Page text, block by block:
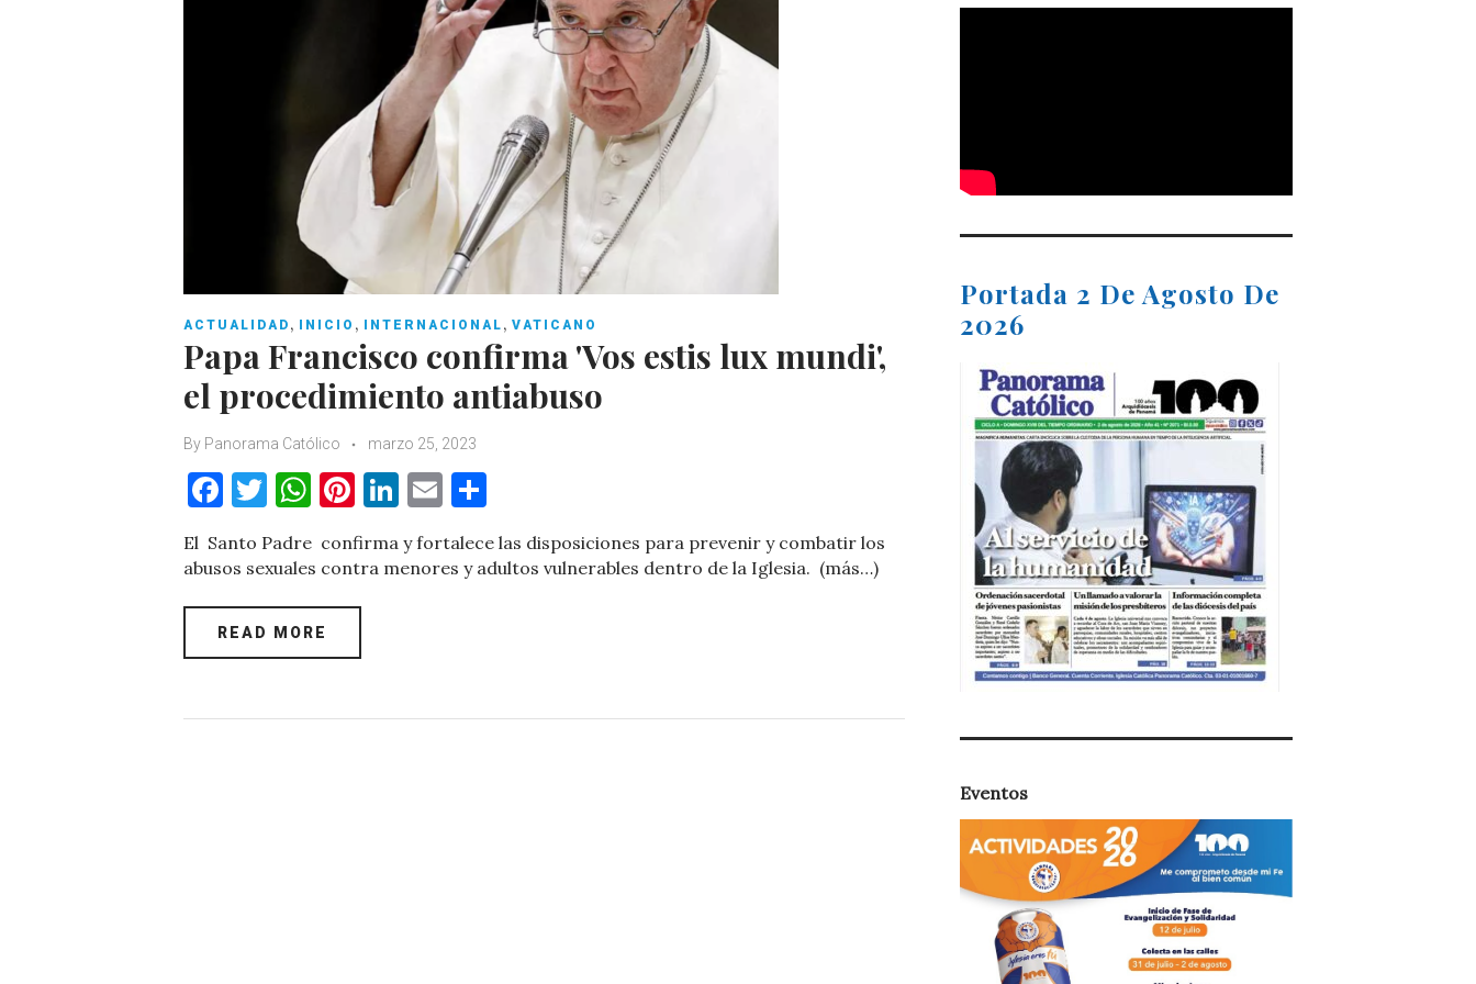
ACTUALIDAD , INICIO , INTERNACIONAL , VATICANO
Papa Francisco confirma 'Vos estis lux mundi',
el procedimiento antiabuso
By Panorama Católico marzo 25, 2023
F
c
e
b
o
T
w
it
te
r
W
at
s
A
p
Pi
nt
er
es
Li
n
k
E
m
ai
o
m
El Santo Padre confirma y fortalece las disposiciones para prevenir y combatir los
abusos sexuales contra menores y adultos vulnerables dentro de la Iglesia. (más…)
READ MORE
Portada 2 De Agosto De
2026
Eventos